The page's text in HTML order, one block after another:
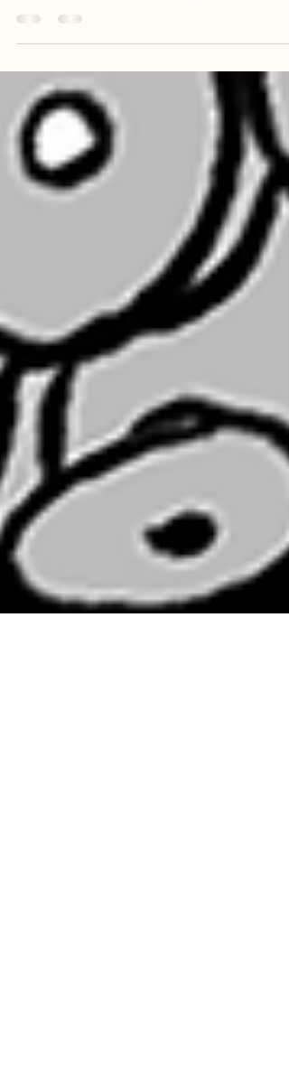
Dieses Projekt dreht sich rund um Smilla.
kenne kein anderes Tier, das mehr Blödsinn